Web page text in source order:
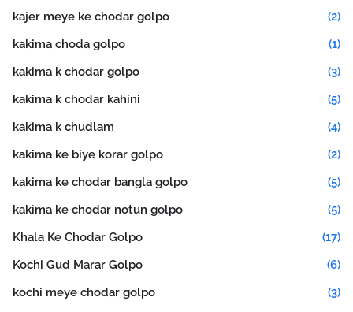
kajer meye ke chodar golpo
(2)
kakima choda golpo
(1)
kakima k chodar golpo
(3)
kakima k chodar kahini
(5)
kakima k chudlam
(4)
kakima ke biye korar golpo
(2)
kakima ke chodar bangla golpo
(5)
kakima ke chodar notun golpo
(5)
Khala Ke Chodar Golpo
(17)
Kochi Gud Marar Golpo
(6)
kochi meye chodar golpo
(3)